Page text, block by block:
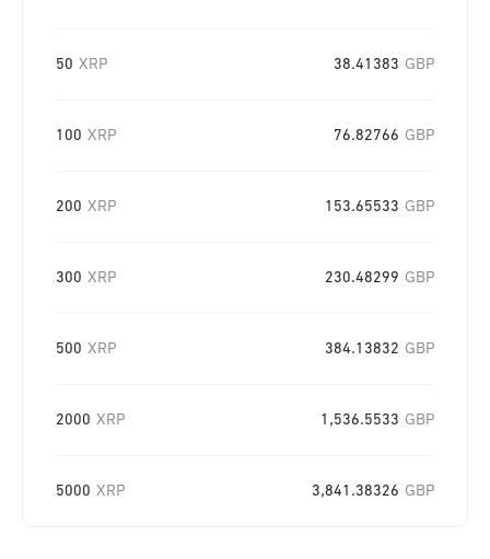
50 XRP 38.41383 GBP
100 XRP 76.82766 GBP
200 XRP 153.65533 GBP
300 XRP 230.48299 GBP
500 XRP 384.13832 GBP
2000 XRP 1,536.5533 GBP
5000 XRP 3,841.38326 GBP